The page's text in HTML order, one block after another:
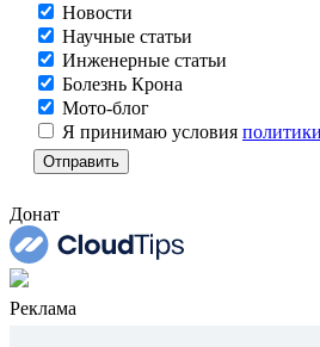
Новости
Научные статьи
Инженерные статьи
Болезнь Крона
Мото-блог
Я принимаю условия
Донат
Реклама